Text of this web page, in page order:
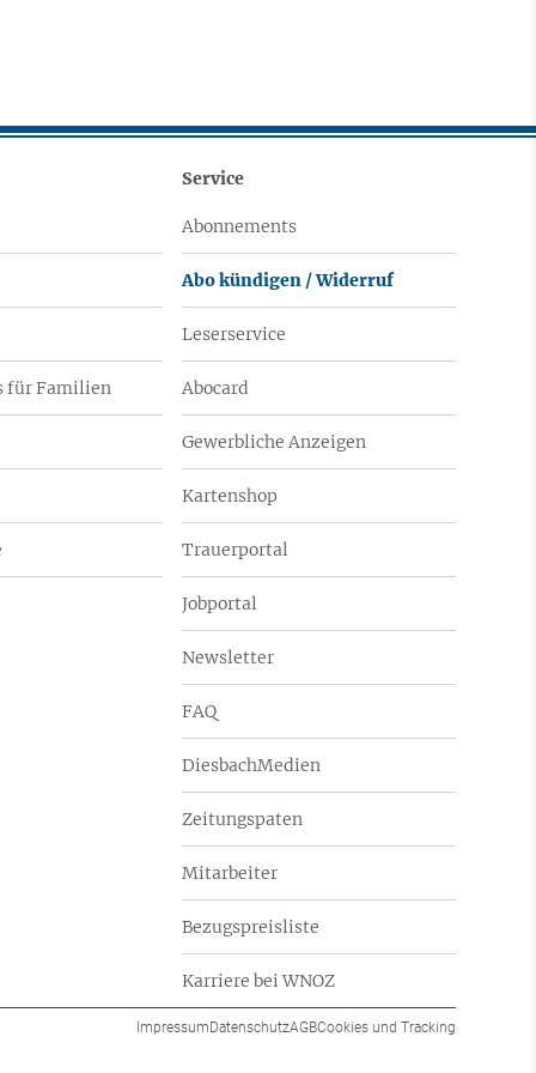
für Familien
Service
Abonnements
Abo kündigen / Widerruf
Leserservice
Abocard
Gewerbliche Anzeigen
Kartenshop
Trauerportal
Jobportal
Newsletter
FAQ
DiesbachMedien
Zeitungspaten
Mitarbeiter
Bezugspreisliste
Karriere bei WNOZ
ImpressumDatenschutzAGBCookies und Tracking